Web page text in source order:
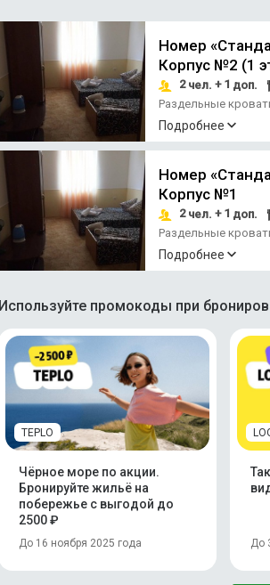
Номер
Корпус №2 (1
2чел. + 1 доп.
Раздельные
Подробнее
Номер
Корпус №1
2чел. + 1 доп.
Раздельные
Подробнее
Используйте промокоды при
TEPLO
Чёрное море по акции.
Бронируйте жильё на
побережье с выгодой до
2500 ₽
До 16 ноября 2025 года До